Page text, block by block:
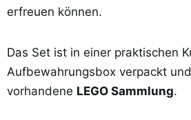
erfreuen können.
Das Set ist in einer praktischen
Aufbewahrungsbox verpackt
vorhandene LEGO Sammlung.